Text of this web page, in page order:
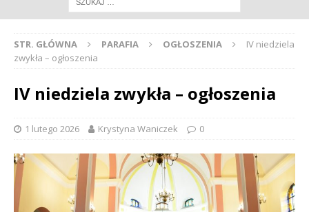
STR. GŁÓWNA PARAFIA OGŁOSZENIA
IV niedziela
zwykła – ogłoszenia
IV niedziela zwykła – ogłoszenia
1 lutego 2026 Krystyna Waniczek 0